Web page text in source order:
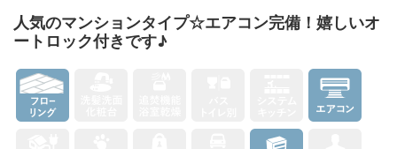
人気のマンションタイプ☆エアコン完備！嬉しいオ
ートロック付きです♪